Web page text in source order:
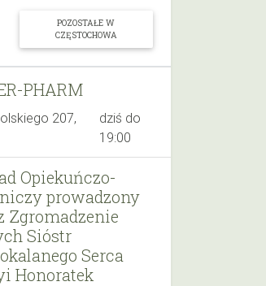
POZOSTAŁE W
CZĘSTOCHOWA
PHARM
207,
dziś do
19:00
Opiekuńczo-
prowadzony
Zgromadzenie
Sióstr
Serca
Honoratek